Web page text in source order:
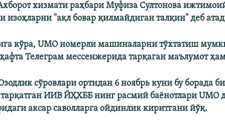
хизмати раҳбари Муфиза Султонова
изоҳларни "ақл бовар қилмайдиган талқин" деб
кўра, UMO номерли машиналарни тўхтатиш
Телеграм мессенжерида тарқаган маълумот
сўровлари ортидан 6 ноябрь куни бу борада
ИИВ ЙҲХББ нинг расмий баёнотлари UMO
аксар саволларга ойдинлик киритгани йўқ.